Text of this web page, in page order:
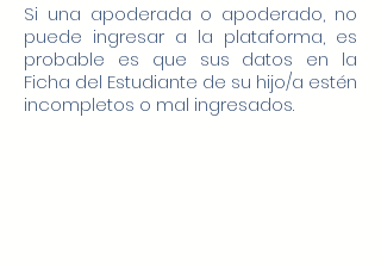
Si una apoderada o apoderado, no
puede ingresar a la plataforma, es
probable es que sus datos en la
Ficha del Estudiante de su hijo/a estén
incompletos o mal ingresados.